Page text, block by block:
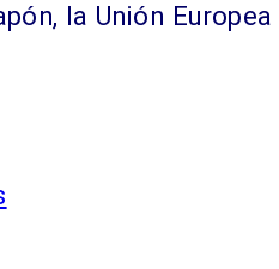
la Unión Europea